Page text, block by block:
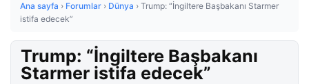
Ana sayfa › Forumlar › Dünya › Trump: “İngiltere Başbakanı Starmer
istifa edecek”
Trump: “İngiltere Başbakanı
Starmer istifa edecek”